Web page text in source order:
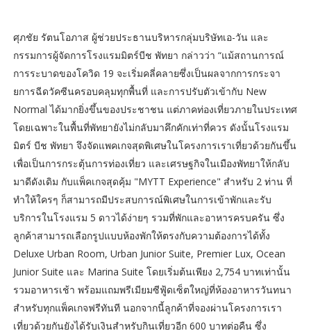
ศุภชัย รัตนโอภาส ผู้ช่วยประธานบริหารกลุ่มบริษัทเอ-วัน และ
กรรมการผู้จัดการโรงแรมมิตร์บีช พัทยา กล่าวว่า “แม้สถานการณ์
การระบาดของโควิด 19 จะเริ่มคลี่คลายซึ่งเป็นผลจากการกระจา
ยการฉีดวัคซีนครอบคลุมทุกพื้นที่ และการปรับตัวเข้ากับ New
Normal ได้มากยิ่งขึ้นของประชาชน แต่ภาคท่องเที่ยวภายในประเทศ
โดยเฉพาะในพื้นที่พัทยายังไม่กลับมาคึกคักเท่าที่ควร ดังนั้นโรงแรม
มิตร์ บีช พัทยา จึงจัดแพคเกจสุดพิเศษในโครงการเราเที่ยวด้วยกันขึ้น
เพื่อเป็นการกระตุ้นการท่องเที่ยว และเศรษฐกิจในเมืองพัทยาให้กลับ
มาดีดังเดิม กับแพ็คเกจสุดคุ้ม "MYTT Experience" สำหรับ 2 ท่าน ที่
ทำให้ใครๆ ก็สามารถมีประสบการณ์พิเศษในการเข้าพักและรับ
บริการในโรงแรม 5 ดาวได้ง่ายๆ รวมที่พักและอาหารครบครัน ซึ่ง
ลูกค้าสามารถเลือกรูปแบบห้องพักให้ตรงกับความต้องการได้ทั้ง
Deluxe Urban Room, Urban Junior Suite, Premier Lux, Ocean
Junior Suite และ Marina Suite โดยเริ่มต้นเพียง 2,754 บาทเท่านั้น
รวมอาหารเช้า พร้อมแถมพรีเมียมซีฟู้ดเซ็ตใหญ่ที่ห้องอาหารวันทนา
สำหรับทุกแพ็คเกจฟรีทันที นอกจากนี้ลูกค้าที่จองผ่านโครงการเรา
เที่ยวด้วยกันยังได้รับเงินสำหรับกินเที่ยวอีก 600 บาทต่อคืน ซึ่ง